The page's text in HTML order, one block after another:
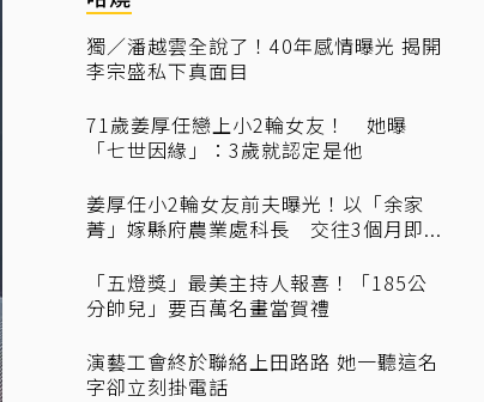
獨／潘越雲全說了！40年感情曝光 揭開
李宗盛私下真面目
71歲姜厚任戀上小2輪女友！ 她曝
「七世因緣」：3歲就認定是他
姜厚任小2輪女友前夫曝光！以「余家
菁」嫁縣府農業處科長 交往3個月即...
「五燈獎」最美主持人報喜！「185公
分帥兒」要百萬名畫當賀禮
演藝工會終於聯絡上田路路 她一聽這名
字卻立刻掛電話